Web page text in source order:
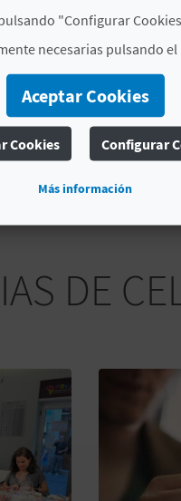
DE
"Configurar
necesarias pulsando
Aceptar Cookies
Cookies Configurar
Más información